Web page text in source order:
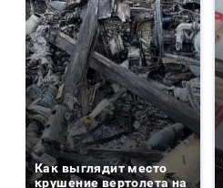
Как выглядит место
крушение вертолета на